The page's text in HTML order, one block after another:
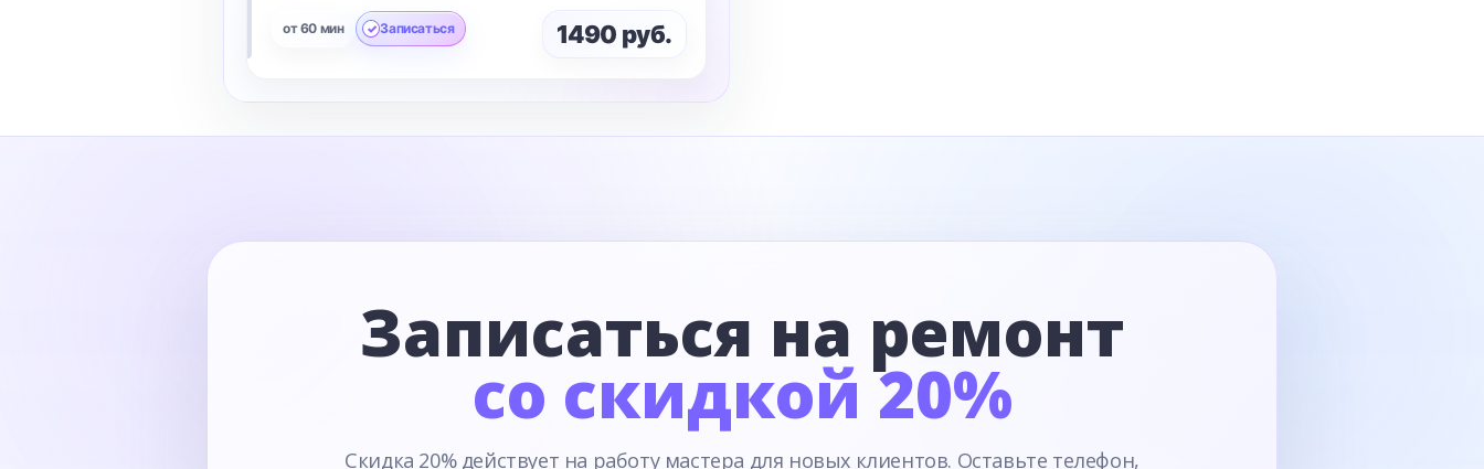
от 60 мин Записаться 1490 руб.
Записаться на ремонт
со скидкой 20%
Скидка 20% действует на работу мастера для новых клиентов. Оставьте телефон,